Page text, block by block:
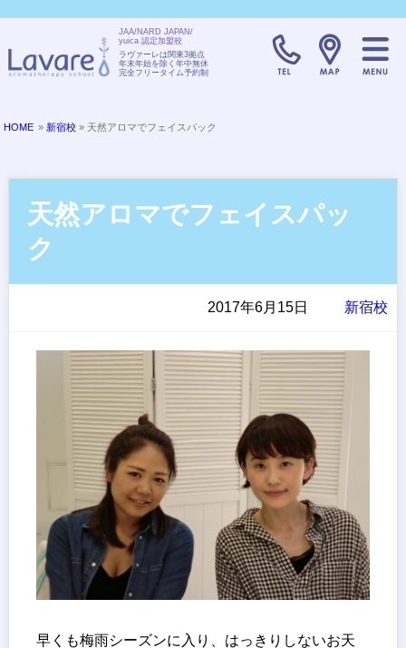
JAA/NARD JAPAN/
yuica 認定加盟校
ラヴァーレは関東3拠点
年末年始を除く年中無休
完全フリータイム予約制
TELL:0120-
HOME » 新宿校 » 天然アロマでフェイスパック
天然アロマでフェイスパッ
ク
新宿校
2017年6月15日
早くも梅雨シーズンに入り、はっきりしないお天